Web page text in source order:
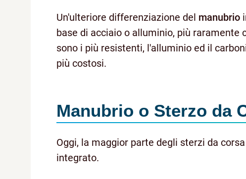
Un'ulteriore differenziazione del manubrio
base di acciaio o alluminio, più raramente
sono i più resistenti, l'alluminio ed il
più costosi.
Manubrio o Sterzo da
Oggi, la maggior parte degli sterzi da
integrato.